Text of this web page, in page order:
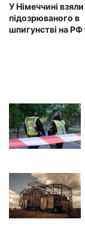
У Німеччині
підозрюваного в
шпигунстві на РФ